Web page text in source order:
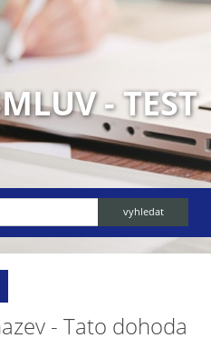
- TEST
- Tato dohoda